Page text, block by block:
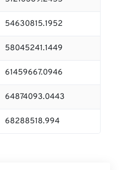
54630815.1952
58045241.1449
61459667.0946
64874093.0443
68288518.994